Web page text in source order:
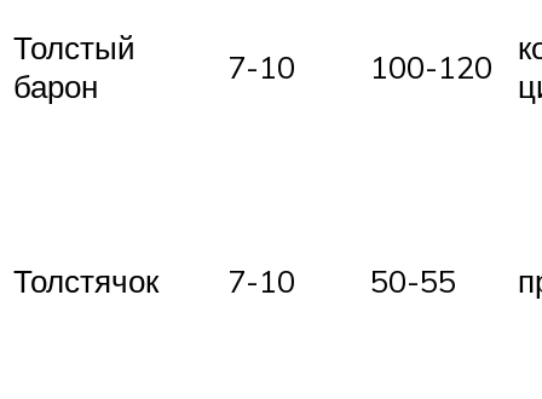
Толстый
барон
7-10 100-120
Толстячок 7-10 50-55